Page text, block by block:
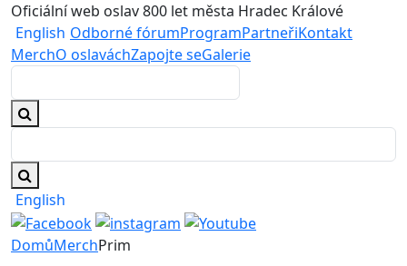
Oficiální web oslav 800 let města Hradec Králové
English Odborné fórumProgramPartneřiKontakt
MerchO oslaváchZapojte seGalerie
English
DomůMerchPrim